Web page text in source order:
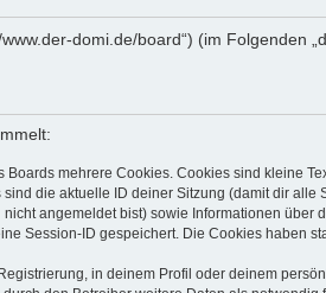
domi.de/board“) (im
mehrere Cookies. Cookies sind kleine
die aktuelle ID deiner Sitzung (damit dir
angemeldet bist) sowie Informationen
Session-ID gespeichert. Die Cookies haben
in deinem Profil oder deinem